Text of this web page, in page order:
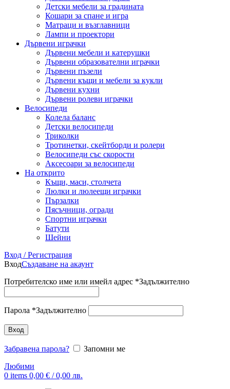
Детски мебели за градината
Кошари за спане и игра
Матраци и възглавници
Лампи и проектори
Дървени играчки
Дървени мебели и катерушки
Дървени образователни играчки
Дървени пъзели
Дървени къщи и мебели за кукли
Дървени кухни
Дървени ролеви играчки
Велосипеди
Колела баланс
Детски велосипеди
Триколки
Тротинетки, скейтборди и ролери
Велосипеди със скорости
Аксесоари за велосипеди
На открито
Къщи, маси, столчета
Люлки и люлеещи играчки
Пързалки
Пясъчници, огради
Спортни играчки
Батути
Шейни
Вход / Регистрация
ВходСъздаване на акаунт
Потребителско име или имейл адрес *Задължително
Парола *Задължително
Вход
Забравена парола?
Запомни ме
Любими
0 items 0,00 € / 0,00 лв.